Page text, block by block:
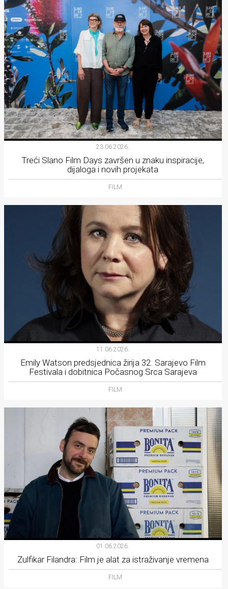
23.06.2026.
Treći Slano Film Days završen u znaku inspiracije,
dijaloga i novih projekata
FILM
11.06.2026.
Emily Watson predsjednica žirija 32. Sarajevo Film
Festivala i dobitnica Počasnog Srca Sarajeva
FILM
01.06.2026.
Zulfikar Filandra: Film je alat za istraživanje vremena
FILM